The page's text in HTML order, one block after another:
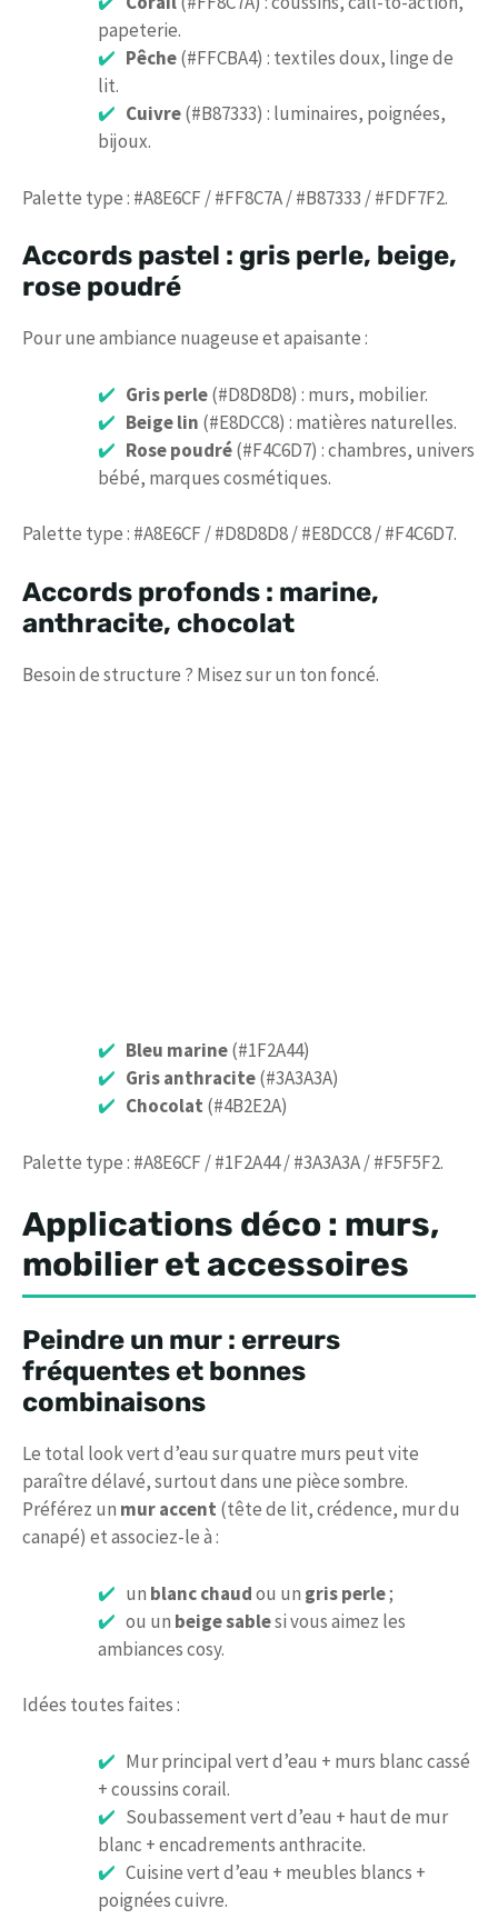
papeterie.
Pêche(#FFCBA4) : textiles doux, linge de
lit.
Cuivre(#B87333) : luminaires, poignées,
bijoux.
Palette type : #A8E6CF / #FF8C7A / #B87333 / #FDF7F2.
Accords pastel : gris perle, beige,
rose poudré
Pour une ambiance nuageuse et apaisante :
Gris perle(#D8D8D8) : murs, mobilier.
Beige lin (#E8DCC8) : matières naturelles.
Rose poudré(#F4C6D7) : chambres, univers
bébé, marques cosmétiques.
Palette type : #A8E6CF / #D8D8D8 / #E8DCC8 / #F4C6D7.
Accords profonds : marine,
anthracite, chocolat
Besoin de structure ? Misez sur un ton foncé.
Bleu marine(#1F2A44)
Gris anthracite(#3A3A3A)
Chocolat (#4B2E2A)
Palette type : #A8E6CF / #1F2A44 / #3A3A3A / #F5F5F2.
Applications déco : murs,
mobilier et accessoires
Peindre un mur : erreurs
fréquentes et bonnes
combinaisons
Le total look vert d’eau sur quatre murs peut vite
paraître délavé, surtout dans une pièce sombre.
Préférez un mur accent (tête de lit, crédence, mur du
canapé) et associez-le à :
un blanc chaudou un gris perle;
ou un beige sablesi vous aimez les
ambiances cosy.
Idées toutes faites :
Mur principal vert d’eau + murs blanc cassé
+ coussins corail.
Soubassement vert d’eau + haut de mur
blanc + encadrements anthracite.
Cuisine vert d’eau + meubles blancs +
poignées cuivre.